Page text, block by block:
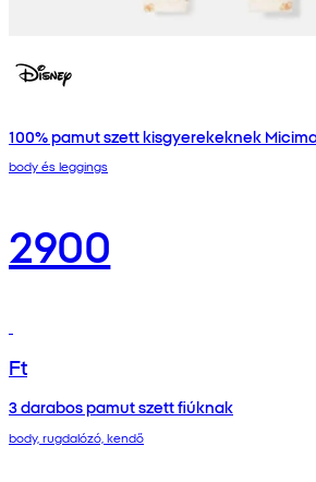
100% pamut szett kisgyerekeknek
body és leggings
2900
Ft
3 darabos pamut szett fiúknak
body, rugdalózó, kendő